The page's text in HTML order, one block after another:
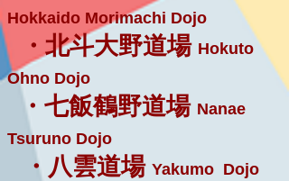
Hokkaido Morimachi Dojo
・北斗大野道場 Hokuto
Ohno Dojo
・七飯鶴野道場 Nanae
Tsuruno Dojo
・八雲道場 Yakumo Dojo